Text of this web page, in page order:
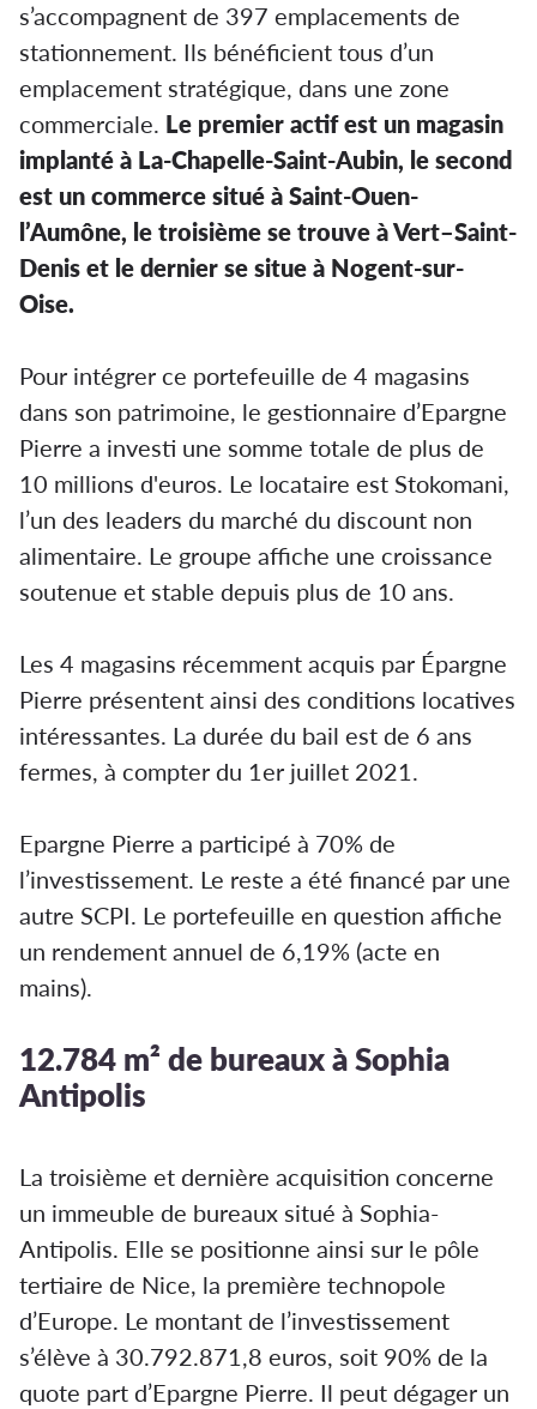
s’accompagnent de 397 emplacements de
stationnement. Ils bénéficient tous d’un
emplacement stratégique, dans une zone
commerciale. Le premier actif est un magasin
implanté à La-Chapelle-Saint-Aubin, le second
est un commerce situé à Saint-Ouen-
l’Aumône, le troisième se trouve à Vert–Saint-
Denis et le dernier se situe à Nogent-sur-
Oise.
Pour intégrer ce portefeuille de 4 magasins
dans son patrimoine, le gestionnaire d’Epargne
Pierre a investi une somme totale de plus de
10 millions d'euros. Le locataire est Stokomani,
l’un des leaders du marché du discount non
alimentaire. Le groupe affiche une croissance
soutenue et stable depuis plus de 10 ans.
Les 4 magasins récemment acquis par Épargne
Pierre présentent ainsi des conditions locatives
intéressantes. La durée du bail est de 6 ans
fermes, à compter du 1er juillet 2021.
Epargne Pierre a participé à 70% de
l’investissement. Le reste a été financé par une
autre SCPI. Le portefeuille en question affiche
un rendement annuel de 6,19% (acte en
mains).
12.784 m² de bureaux à Sophia
Antipolis
La troisième et dernière acquisition concerne
un immeuble de bureaux situé à Sophia-
Antipolis. Elle se positionne ainsi sur le pôle
tertiaire de Nice, la première technopole
d’Europe. Le montant de l’investissement
s’élève à 30.792.871,8 euros, soit 90% de la
quote part d’Epargne Pierre. Il peut dégager un